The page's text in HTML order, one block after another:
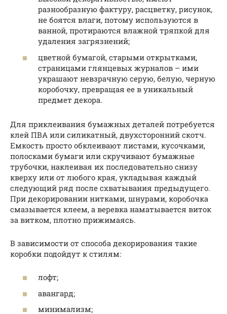
разнообразную фактуру, расцветку, рисунок,
не боятся влаги, потому используются в
ванной, протираются влажной тряпкой для
удаления загрязнений;
цветной бумагой, старыми открытками,
страницами глянцевых журналов – ими
украшают невзрачную серую, белую, черную
коробочку, превращая ее в уникальный
предмет декора.
Для приклеивания бумажных деталей потребуется
клей ПВА или силикатный, двухсторонний скотч.
Емкость просто обклеивают листами, кусочками,
полосками бумаги или скручивают бумажные
трубочки, наклеивая их последовательно снизу
кверху или от любого края, укладывая каждый
следующий ряд после схватывания предыдущего.
При декорировании нитками, шнурами, коробочка
смазывается клеем, а веревка наматывается виток
за витком, плотно прижимаясь.
В зависимости от способа декорирования такие
коробки подойдут к стилям:
лофт;
авангард;
минимализм;